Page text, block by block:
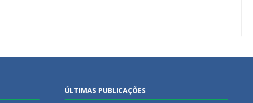
ÚLTIMAS PUBLICAÇÕES